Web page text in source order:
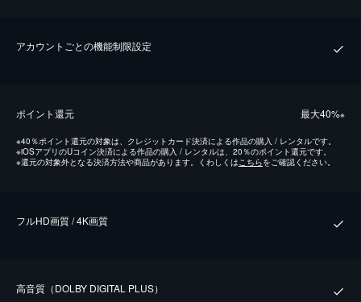
アカウントごとの機能制限設定
ポイント還元 最⼤40%※
※40％ポイント還元の対象は、クレジットカード決済による作品の購入 / レンタルです。
※iOSアプリのUコイン決済による作品の購入 / レンタルは、20％のポイント還元です。
※還元の対象外となる決済方法や商品があります。くわしくは こちらをご確認ください。
フルHD画質 / 4K画質
⾼⾳質（DOLBY DIGITAL PLUS）